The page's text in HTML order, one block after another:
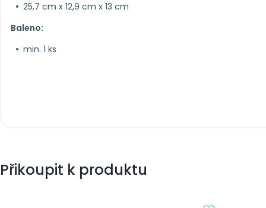
25,7 cm x 12,9 cm x 13 cm
Baleno:
min. 1 ks
Přikoupit k produktu